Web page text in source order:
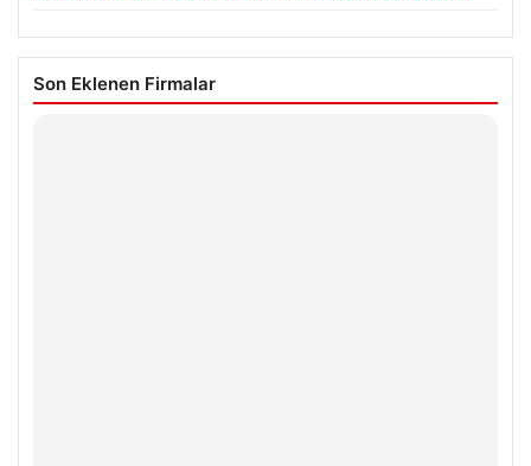
Son Eklenen Firmalar